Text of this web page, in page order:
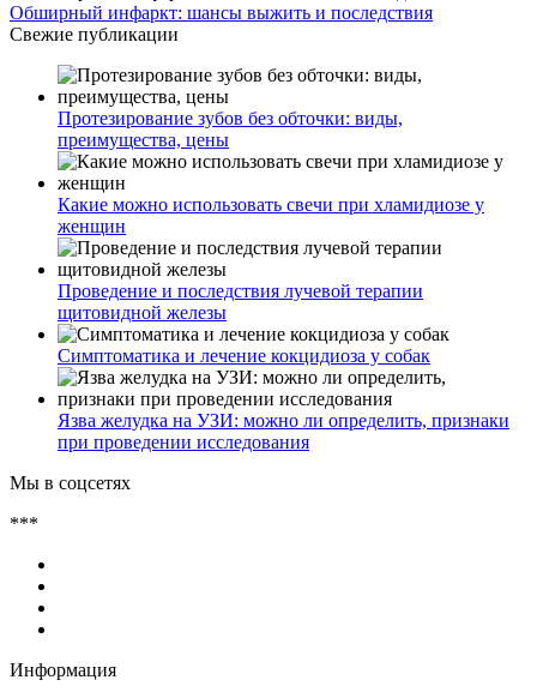
Обширный инфаркт: шансы выжить и последствия
Свежие публикации
Протезирование зубов без обточки: виды,
преимущества, цены
Какие можно использовать свечи при хламидиозе у
женщин
Проведение и последствия лучевой терапии
щитовидной железы
Симптоматика и лечение кокцидиоза у собак
Язва желудка на УЗИ: можно ли определить, признаки
при проведении исследования
Мы в соцсетях
***
Информация